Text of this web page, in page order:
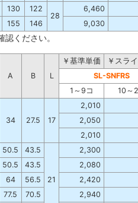
130
122
28
6,460
155 146 9,030
ください。
A B L
￥基準単価 ￥スラ
SL-SNFRS
1～9コ 10～
34
27.5 17
2,010
2,050
2,010
50.5 43.5
21
2,300
50.5 43.5
2,080
64 56.5
2,420
77.5 70.5
2,940